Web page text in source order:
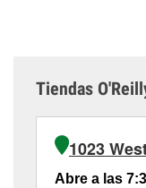
Tiendas
1023
Abre a las